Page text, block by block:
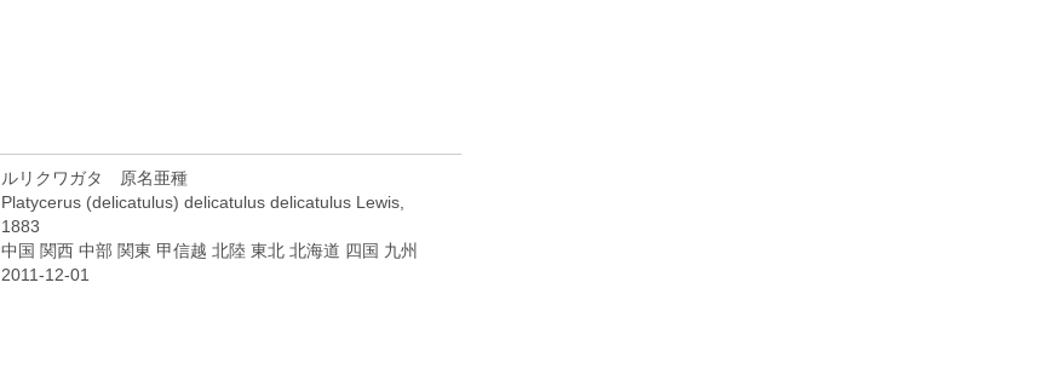
ルリクワガタ 原名亜種
Platycerus (delicatulus) delicatulus delicatulus Lewis,
1883
中国 関西 中部 関東 甲信越 北陸 東北 北海道 四国 九州
2011-12-01